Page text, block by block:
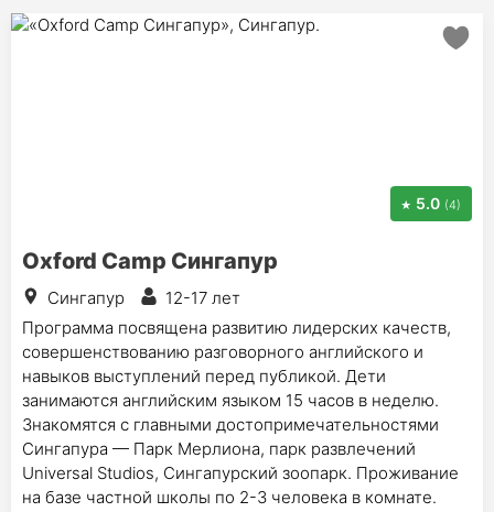
5.0 (4)
Oxford Camp Сингапур
Сингапур
12-17 лет
Программа посвящена развитию лидерских качеств,
совершенствованию разговорного английского и
навыков выступлений перед публикой. Дети
занимаются английским языком 15 часов в неделю.
Знакомятся с главными достопримечательностями
Сингапура — Парк Мерлиона, парк развлечений
Universal Studios, Сингапурский зоопарк. Проживание
на базе частной школы по 2-3 человека в комнате.